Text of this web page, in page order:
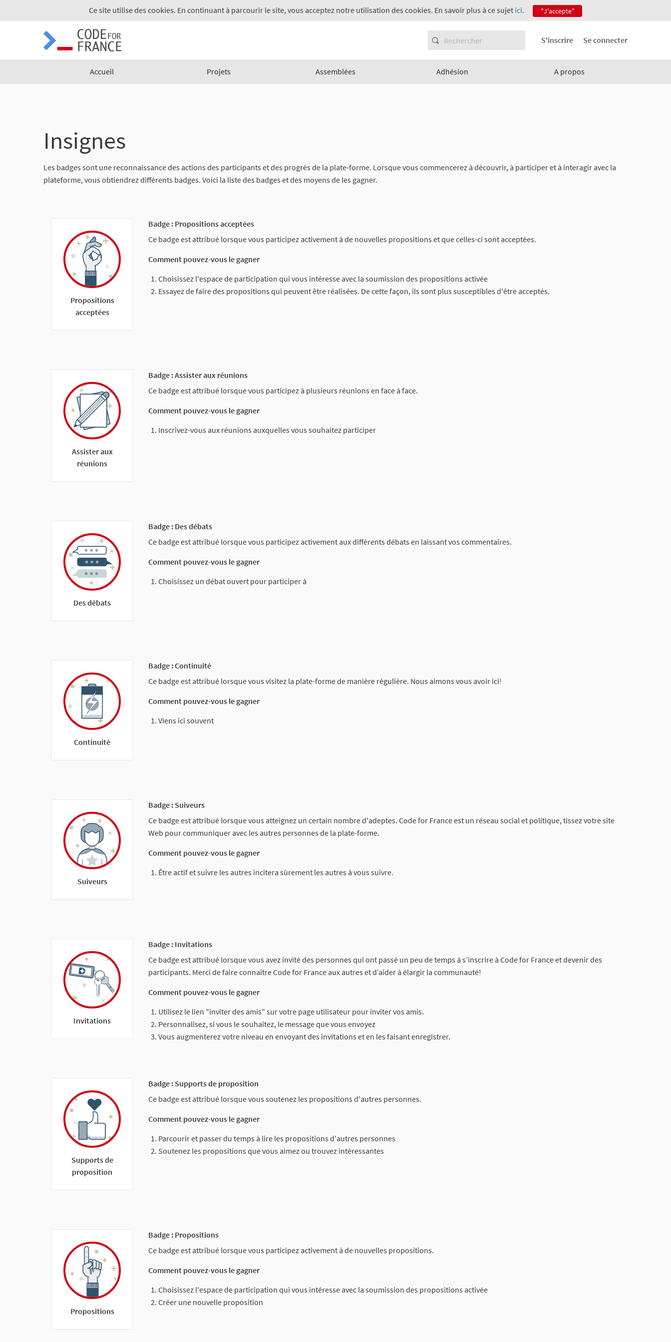
Ce site utilise des cookies. En continuant à parcourir le site, vous acceptez notre utilisation des cookies. En savoir plus à ce sujet ici. "J'accepte"
S'inscrire Se connecter
Accueil Projets Assemblées Adhésion A propos
Insignes
Les badges sont une reconnaissance des actions des participants et des progrès de la plate-forme. Lorsque vous commencerez à découvrir, à participer et à interagir avec la
plateforme, vous obtiendrez différents badges. Voici la liste des badges et des moyens de les gagner.
Propositions
acceptées
Badge : Propositions acceptées
Ce badge est attribué lorsque vous participez activement à de nouvelles propositions et que celles-ci sont acceptées.
Comment pouvez-vous le gagner
Choisissez l'espace de participation qui vous intéresse avec la soumission des propositions activée
Essayez de faire des propositions qui peuvent être réalisées. De cette façon, ils sont plus susceptibles d'être acceptés.
Assister aux
réunions
Badge : Assister aux réunions
Ce badge est attribué lorsque vous participez à plusieurs réunions en face à face.
Comment pouvez-vous le gagner
Inscrivez-vous aux réunions auxquelles vous souhaitez participer
Des débats
Badge : Des débats
Ce badge est attribué lorsque vous participez activement aux différents débats en laissant vos commentaires.
Comment pouvez-vous le gagner
Choisissez un débat ouvert pour participer à
Continuité
Badge : Continuité
Ce badge est attribué lorsque vous visitez la plate-forme de manière régulière. Nous aimons vous avoir ici!
Comment pouvez-vous le gagner
Viens ici souvent
Suiveurs
Badge : Suiveurs
Ce badge est attribué lorsque vous atteignez un certain nombre d'adeptes. Code for France est un réseau social et politique, tissez votre site
Web pour communiquer avec les autres personnes de la plate-forme.
Comment pouvez-vous le gagner
Être actif et suivre les autres incitera sûrement les autres à vous suivre.
Invitations
Badge : Invitations
Ce badge est attribué lorsque vous avez invité des personnes qui ont passé un peu de temps à s’inscrire à Code for France et devenir des
participants. Merci de faire connaître Code for France aux autres et d’aider à élargir la communauté!
Comment pouvez-vous le gagner
Utilisez le lien "inviter des amis" sur votre page utilisateur pour inviter vos amis.
Personnalisez, si vous le souhaitez, le message que vous envoyez
Vous augmenterez votre niveau en envoyant des invitations et en les faisant enregistrer.
Supports de
proposition
Badge : Supports de proposition
Ce badge est attribué lorsque vous soutenez les propositions d'autres personnes.
Comment pouvez-vous le gagner
Parcourir et passer du temps à lire les propositions d'autres personnes
Soutenez les propositions que vous aimez ou trouvez intéressantes
Propositions
Badge : Propositions
Ce badge est attribué lorsque vous participez activement à de nouvelles propositions.
Comment pouvez-vous le gagner
Choisissez l'espace de participation qui vous intéresse avec la soumission des propositions activée
Créer une nouvelle proposition